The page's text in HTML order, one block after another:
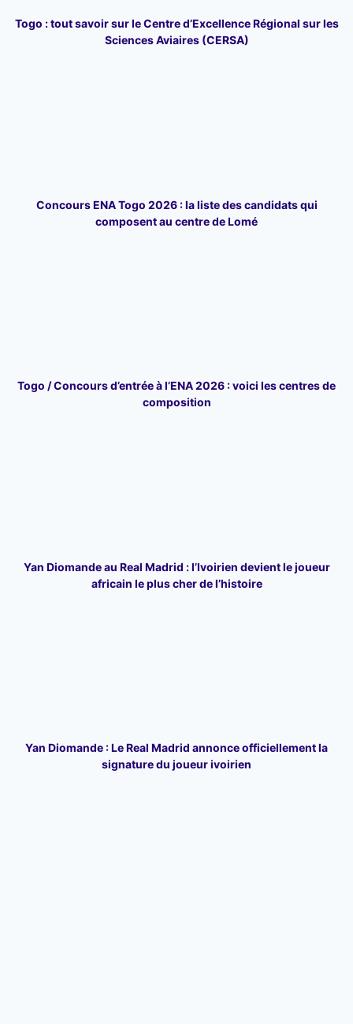
Togo : tout savoir sur le Centre d’Excellence Régional sur les
Sciences Aviaires (CERSA)
Concours ENA Togo 2026 : la liste des candidats qui
composent au centre de Lomé
Togo / Concours d’entrée à l’ENA 2026 : voici les centres de
composition
Yan Diomande au Real Madrid : l’Ivoirien devient le joueur
africain le plus cher de l’histoire
Yan Diomande : Le Real Madrid annonce officiellement la
signature du joueur ivoirien